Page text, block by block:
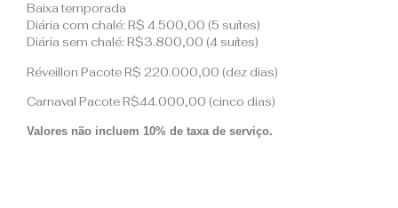
Baixa temporada
Diária com chalé: R$ 4.500,00 (5 suítes)
Diária sem chalé: R$3.800,00 (4 suítes)
Réveillon Pacote R$ 220.000,00 (dez dias)
Carnaval Pacote R$44.000,00 (cinco dias)
Valores não incluem 10% de taxa de serviço.